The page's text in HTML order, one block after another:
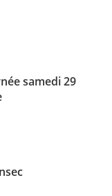
samedi 29